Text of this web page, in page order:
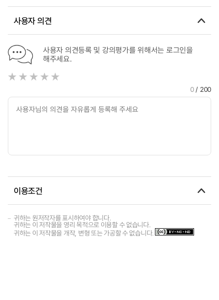
computation of standardized score : focused on digit
symbol in K-WAIS and coding in K-WAIS-Ⅳ
사용자 의견
사용자 의견등록 및 강의평가를 위해서는 로그인을
해주세요.
0/ 200
이용조건
귀하는 원저작자를 표시하여야 합니다.
귀하는 이 저작물을 영리 목적으로 이용할 수 없습니다.
귀하는 이 저작물을 개작, 변형 또는 가공할 수 없습니다.